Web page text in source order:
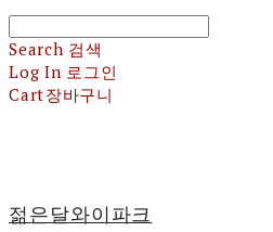
Search 검색
Log In 로그인
Cart장바구니
젊은달와이파크